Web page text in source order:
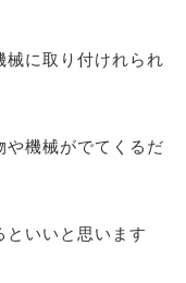
に取り付けれられ
や機械がでてくるだ
いいと思います